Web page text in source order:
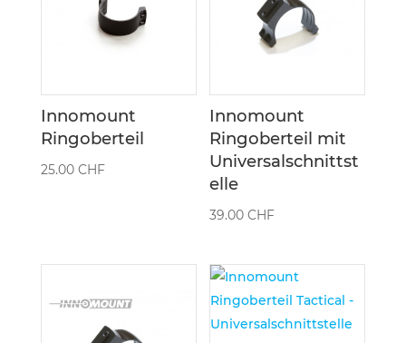
Innomount
Ringoberteil
25.00 CHF
Innomount
Ringoberteil mit
Universalschnittst
elle
39.00CHF